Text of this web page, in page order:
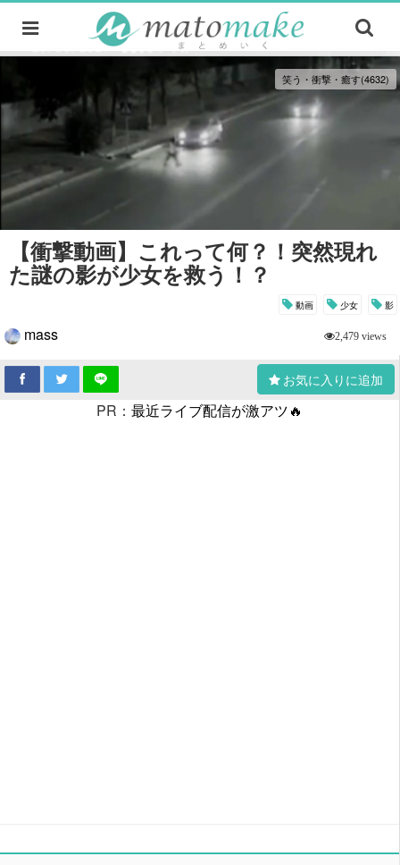
笑う・衝撃・癒す(4632)
【衝撃動画】これって何？！突然現れ
た謎の影が少女を救う！？
動画 少女 影
mass 2,479 views
お気に入りに追加
PR： 最近ライブ配信が激アツ🔥